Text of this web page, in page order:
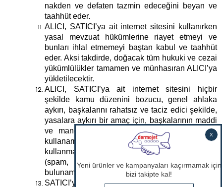
nakden ve defaten tazmin edeceğini beyan ve
taahhüt eder.
ALICI, SATICI’ya ait internet sitesini kullanırken
yasal mevzuat hükümlerine riayet etmeyi ve
bunları ihlal etmemeyi baştan kabul ve taahhüt
eder. Aksi takdirde, doğacak tüm hukuki ve cezai
yükümlülükler tamamen ve münhasıran ALICI’ya
yükletilecektir.
ALICI, SATICI’ya ait internet sitesini hiçbir
şekilde kamu düzenini bozucu, genel ahlaka
aykırı, başkalarını rahatsız ve taciz edici şekilde,
yasalara aykırı bir amaç için, başkalarının maddi
ve manevi haklarına tecavüz edecek şekilde
kullanamaz. Ayrıca, üye başkalarının hizmetleri
kullanmasını önleyici veya zorlaştırıcı faaliyet
(spam, virus, truva atı, vb.) işlemlerde
bulunamaz.
SATICI’ya ait internet sitesinin üzerinden,